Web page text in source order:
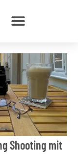
Shooting mit